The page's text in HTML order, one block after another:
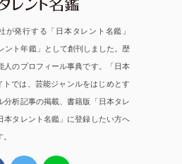
が発行する「日本タレント名鑑」
ント年鑑」として創刊しました。歴
人のプロフィール事典です。「日本
トでは、芸能ジャンルをはじめとす
分析記事の掲載、書籍版「日本タレ
本タレント名鑑」に登録したい方へ